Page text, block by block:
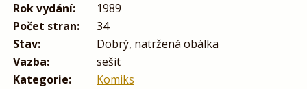
Rok vydání:
1989
Počet stran:
34
Stav:
Dobrý, natržená obálka
Vazba:
sešit
Kategorie:
Komiks